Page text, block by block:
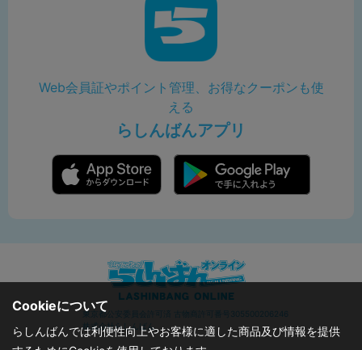
Web会員証やポイント管理、お得なクーポンも使
える
らしんばんアプリ
東京都公安委員会許可済 古物商許可番号305500206246
株式会社らしんばん
Cookieについて
らしんばんでは利便性向上やお客様に適した商品及び情報を提供